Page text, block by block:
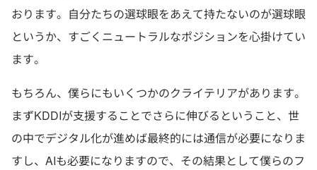
おります。自分たちの選球眼をあえて持たないのが選球眼
というか、すごくニュートラルなポジションを心掛けてい
ます。
もちろん、僕らにもいくつかのクライテリアがあります。
まずKDDIが支援することでさらに伸びるということ、世
の中でデジタル化が進めば最終的には通信が必要になりま
すし、AIも必要になりますので、その結果として僕らのフ